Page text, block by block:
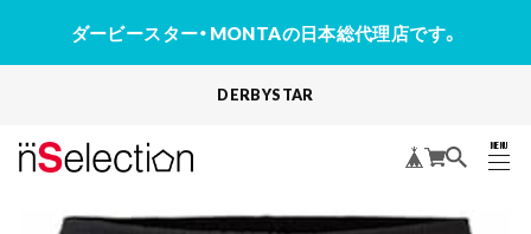
ダービースター・MONTAの日本総代理店です。
DERBYSTAR
MENU
CLOSE